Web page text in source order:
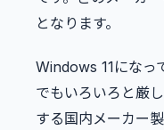
となります。
Windows 11になっ
でもいろいろと厳
する国内メーカー